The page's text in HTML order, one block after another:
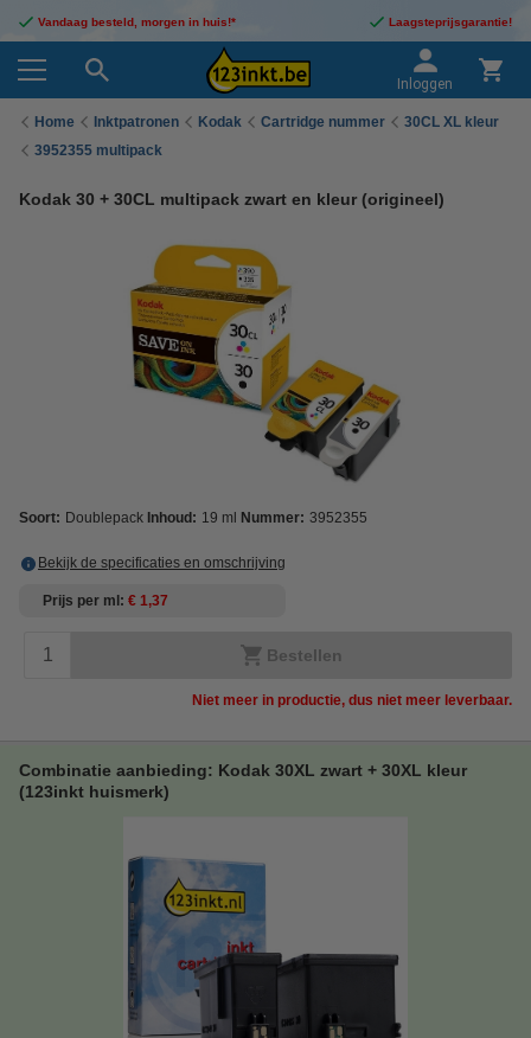
Vandaag besteld, morgen in huis!* Laagsteprijsgarantie!
Inloggen
Home Inktpatronen Kodak Cartridge nummer
30CL XL kleur
3952355 multipack
Kodak 30 + 30CL multipack zwart en kleur (origineel)
Soort: Doublepack Inhoud: 19 ml Nummer: 3952355
Bekijk de specificaties en omschrijving
Prijs per ml € 1,37
Bestellen
Niet meer in productie, dus niet meer leverbaar.
Combinatie aanbieding: Kodak 30XL zwart + 30XL kleur
(123inkt huismerk)